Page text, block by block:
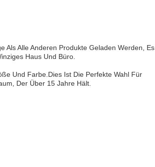
Als Alle Anderen Produkte Geladen Werden, Es
Haus Und Büro.
Und Farbe.Dies Ist Die Perfekte Wahl Für
Der Über 15 Jahre Hält.